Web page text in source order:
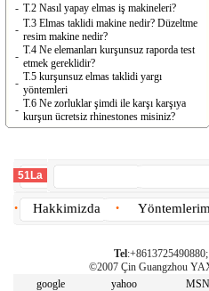
- T.2 Nasıl yapay elmas iş makineleri?
- T.3 Elmas taklidi makine nedir? Düzeltme
resim makine nedir?
- T.4 Ne elemanları kurşunsuz raporda test
etmek gereklidir?
- T.5 kurşunsuz elmas taklidi yargı
yöntemleri
- T.6 Ne zorluklar şimdi ile karşı karşıya
kurşun ücretsiz rhinestones misiniz?
51La
• Hakkimizda •
Tel:+8613725490880;
©2007 Çin Guangzhou
google
yahoo MSN